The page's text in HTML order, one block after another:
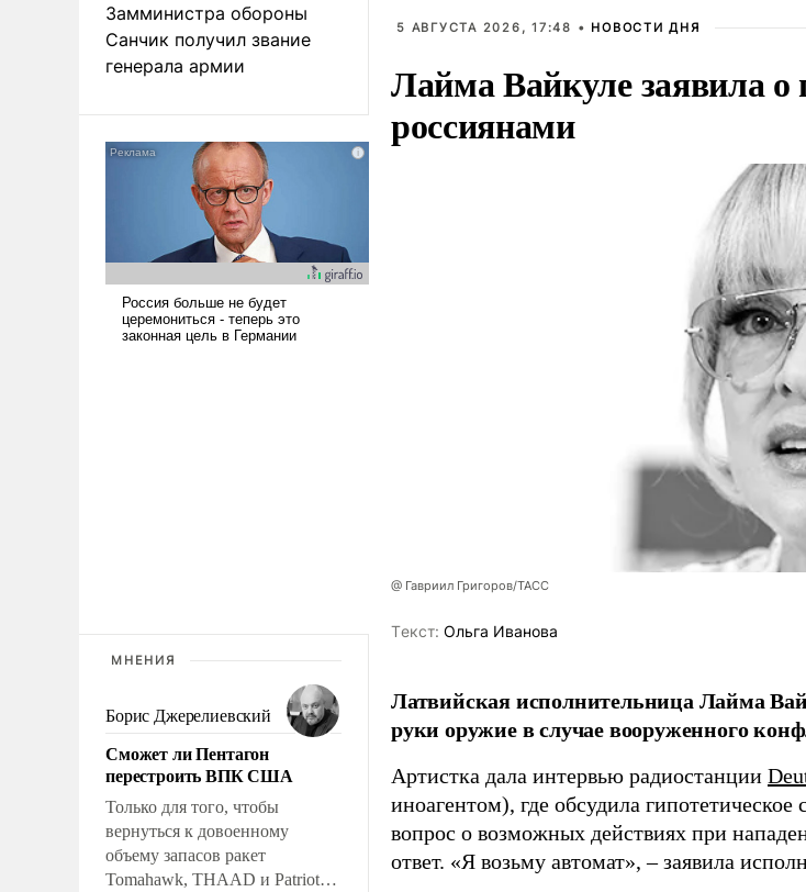
Замминистра обороны
Санчик получил звание
генерала армии
МНЕНИЯ
Борис Джерелиевский
Сможет ли Пентагон
перестроить ВПК США
Только для того, чтобы
вернуться к довоенному
объему запасов ракет
Tomahawk, THAAD и Patriot
5 АВГУСТА 2026, 17:48 • НОВОСТИ ДНЯ
Лайма Вайкуле заявила о
россиянами
@ Гавриил Григоров/ТАСС
Tекст: Ольга Иванова
Латвийская исполнительница Лайма
руки оружие в случае вооруженного
Артистка дала интервью радиостанции
иноагентом), где обсудила гипотетическое
вопрос о возможных действиях при
ответ. «Я возьму автомат», – заявила